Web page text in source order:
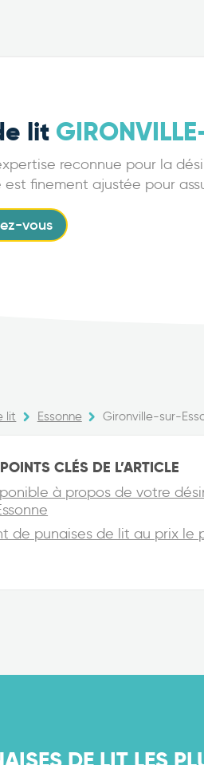
lit
reconnue pour la
finement ajustée pour
vous
lit Essonne Gironville-sur-
CLÉS DE L’ARTICLE
à propos de votre
de punaises de lit au prix le